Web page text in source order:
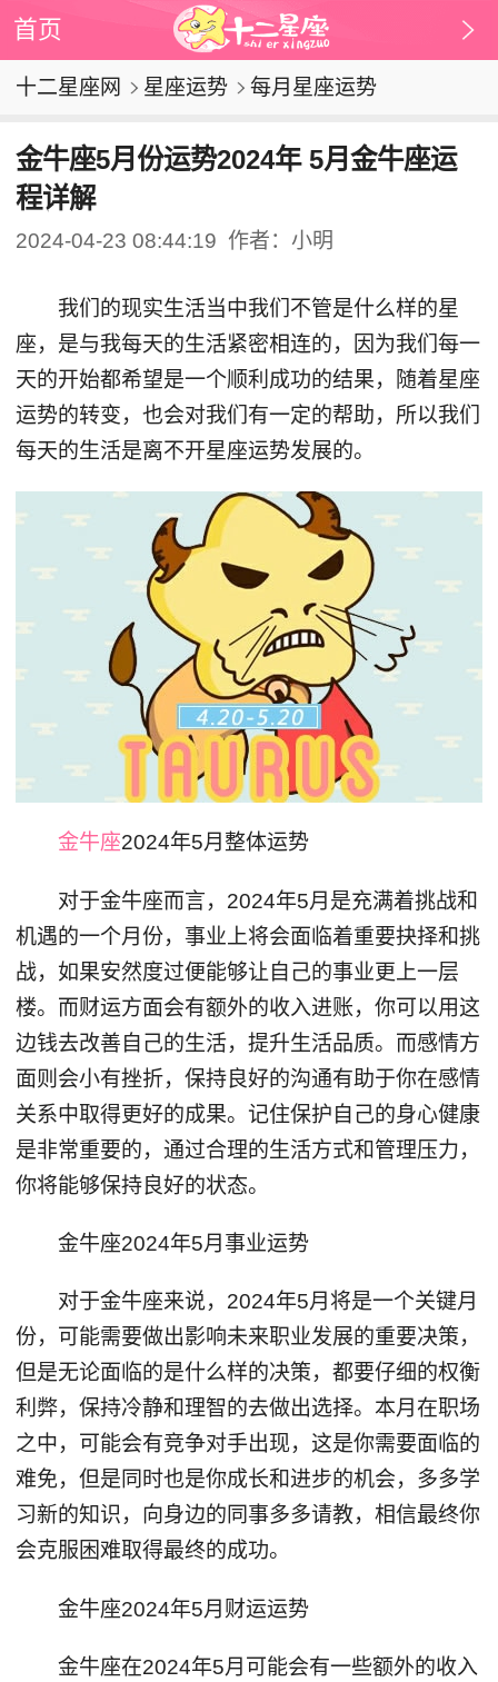
首页
十二星座网 星座运势 每月星座运势
金牛座5月份运势2024年 5月金牛座运
程详解
2024-04-23 08:44:19 作者：小明
我们的现实生活当中我们不管是什么样的星
座，是与我每天的生活紧密相连的，因为我们每一
天的开始都希望是一个顺利成功的结果，随着星座
运势的转变，也会对我们有一定的帮助，所以我们
每天的生活是离不开星座运势发展的。
金牛座2024年5月整体运势
对于金牛座而言，2024年5月是充满着挑战和
机遇的一个月份，事业上将会面临着重要抉择和挑
战，如果安然度过便能够让自己的事业更上一层
楼。而财运方面会有额外的收入进账，你可以用这
边钱去改善自己的生活，提升生活品质。而感情方
面则会小有挫折，保持良好的沟通有助于你在感情
关系中取得更好的成果。记住保护自己的身心健康
是非常重要的，通过合理的生活方式和管理压力，
你将能够保持良好的状态。
金牛座2024年5月事业运势
对于金牛座来说，2024年5月将是一个关键月
份，可能需要做出影响未来职业发展的重要决策，
但是无论面临的是什么样的决策，都要仔细的权衡
利弊，保持冷静和理智的去做出选择。本月在职场
之中，可能会有竞争对手出现，这是你需要面临的
难免，但是同时也是你成长和进步的机会，多多学
习新的知识，向身边的同事多多请教，相信最终你
会克服困难取得最终的成功。
金牛座2024年5月财运运势
金牛座在2024年5月可能会有一些额外的收入